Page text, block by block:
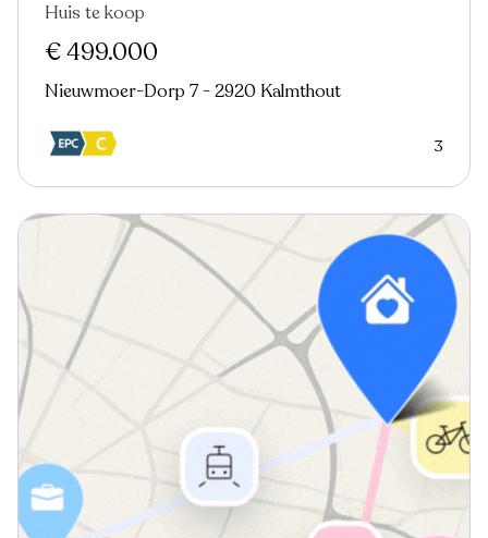
Huis te koop
€ 499.000
Nieuwmoer-Dorp 7 - 2920 Kalmthout
3